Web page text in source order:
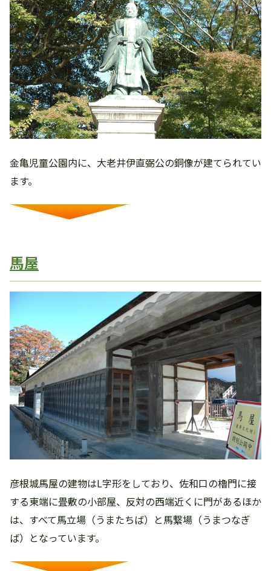
金亀児童公園内に、大老井伊直弼公の銅像が建てられてい
ます。
馬屋
彦根城馬屋の建物はL字形をしており、佐和口の櫓門に接
する東端に畳敷の小部屋、反対の西端近くに門があるほか
は、すべて馬立場（うまたちば）と馬繋場（うまつなぎ
ば）となっています。